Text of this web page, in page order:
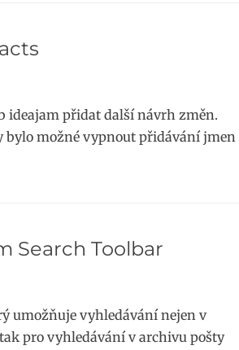
ideajam přidat další návrh změn.
bylo možné vypnout přidávání jmen
Search Toolbar
umožňuje vyhledávání nejen v
pro vyhledávání v archivu pošty